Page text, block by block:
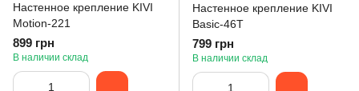
Настенное крепление KIVI
Motion-221
899 грн
В наличии склад
Настенное крепление KIVI
Basic-46T
799 грн
В наличии склад